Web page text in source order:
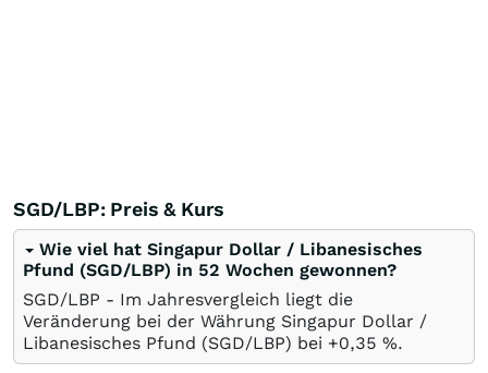
SGD/LBP: Preis & Kurs
Wie viel hat Singapur Dollar / Libanesisches
Pfund (SGD/LBP) in 52 Wochen gewonnen?
SGD/LBP - Im Jahresvergleich liegt die
Veränderung bei der Währung Singapur Dollar /
Libanesisches Pfund (SGD/LBP) bei +0,35 %.